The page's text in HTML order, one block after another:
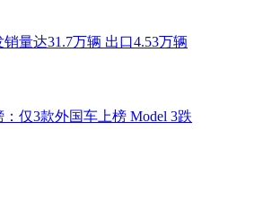
量达31.7万辆 出口4.53万辆
仅3款外国车上榜 Model 3跌